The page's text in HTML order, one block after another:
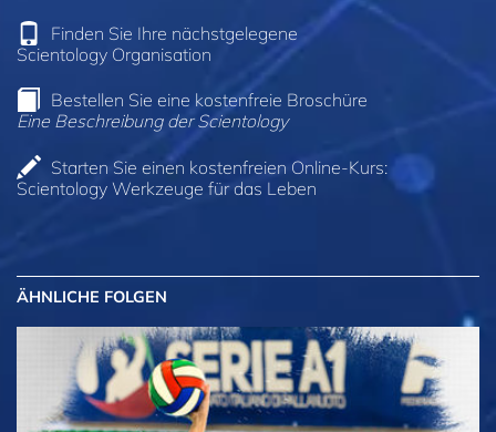
Finden Sie Ihre nächstgelegene
Scientology Organisation
Bestellen Sie eine kostenfreie Broschüre
Eine Beschreibung der Scientology
Starten Sie einen kostenfreien Online-Kurs:
Scientology Werkzeuge für das Leben
ÄHNLICHE FOLGEN